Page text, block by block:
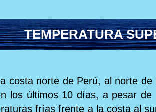
TEMPERATURA
costa norte de Perú, al norte
los últimos 10 días, a pesar de
frías frente a la costa al